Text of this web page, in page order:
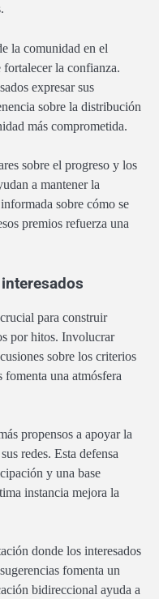
la comunidad en el
fortalecer la confianza.
expresar sus
sobre la distribución
más comprometida.
sobre el progreso y los
a mantener la
sobre cómo se
premios refuerza una
para construir
por hitos. Involucrar
sobre los criterios
una atmósfera
propensos a apoyar la
redes. Esta defensa
y una base
instancia mejora la
donde los interesados
fomenta un
bidireccional ayuda a